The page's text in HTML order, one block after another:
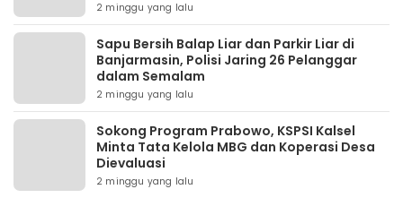
2 minggu yang lalu
Sapu Bersih Balap Liar dan Parkir Liar di
Banjarmasin, Polisi Jaring 26 Pelanggar
dalam Semalam
2 minggu yang lalu
Sokong Program Prabowo, KSPSI Kalsel
Minta Tata Kelola MBG dan Koperasi Desa
Dievaluasi
2 minggu yang lalu